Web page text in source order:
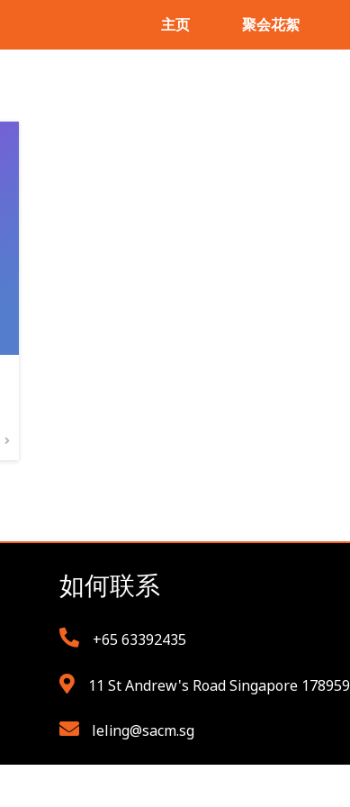
主页 聚会花絮
如何联系
+65 63392435
11 St Andrew's Road Singapore 178959
leling@sacm.sg